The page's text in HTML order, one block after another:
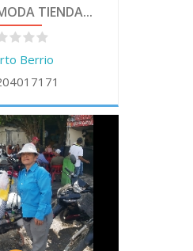
TIENDA...
Berrio